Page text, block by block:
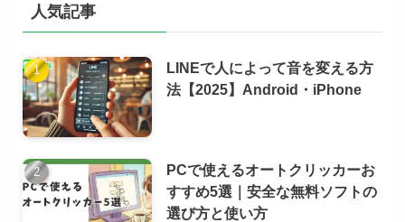
人気記事
LINEで人によって音を変える方
法【2025】Android・iPhone
PCで使えるオートクリッカーお
すすめ5選｜安全な無料ソフトの
選び方と使い方